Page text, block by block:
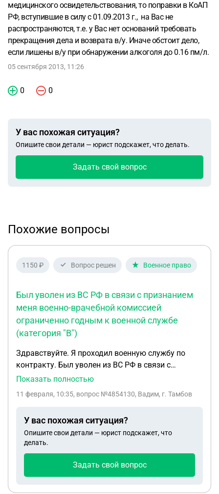
медицинского освидетельствования, то поправки в КоАП
РФ, вступившие в силу с 01.09.2013 г., на Вас не
распространяются, т.е. у Вас нет оснований требовать
прекращения дела и возврата в/у. Иначе обстоит дело,
если лишены в/у при обнаружении алкоголя до 0.16 пм/л.
05 сентября 2013, 11:26
0 0
У вас похожая ситуация?
Опишите свои детали — юрист подскажет, что делать.
Задать свой вопрос
Похожие вопросы
1150 ₽ Вопрос решен Военное право
Был уволен из ВС РФ в связи с признанием
меня военно-врачебной комиссией
ограниченно годным к военной службе
(категория "В")
Здравствуйте. Я проходил военную службу по
контракту. Был уволен из ВС РФ в связи с
признанием меня военно-врачебной комиссией
«В»). Причина — военная травма. После
установлена III группа инвалидности (также по
причине военной травмы). Мой бывший командир
утверждает, что я могу претендовать на
размере ~3,6 млн рублей (согласно ч. 12 ст. 3 ФЗ
Показать полностью
11 февраля, 10:35, вопрос №4854130, Вадим, г. Тамбов
У вас похожая ситуация?
Опишите свои детали — юрист подскажет, что
делать.
Задать свой вопрос